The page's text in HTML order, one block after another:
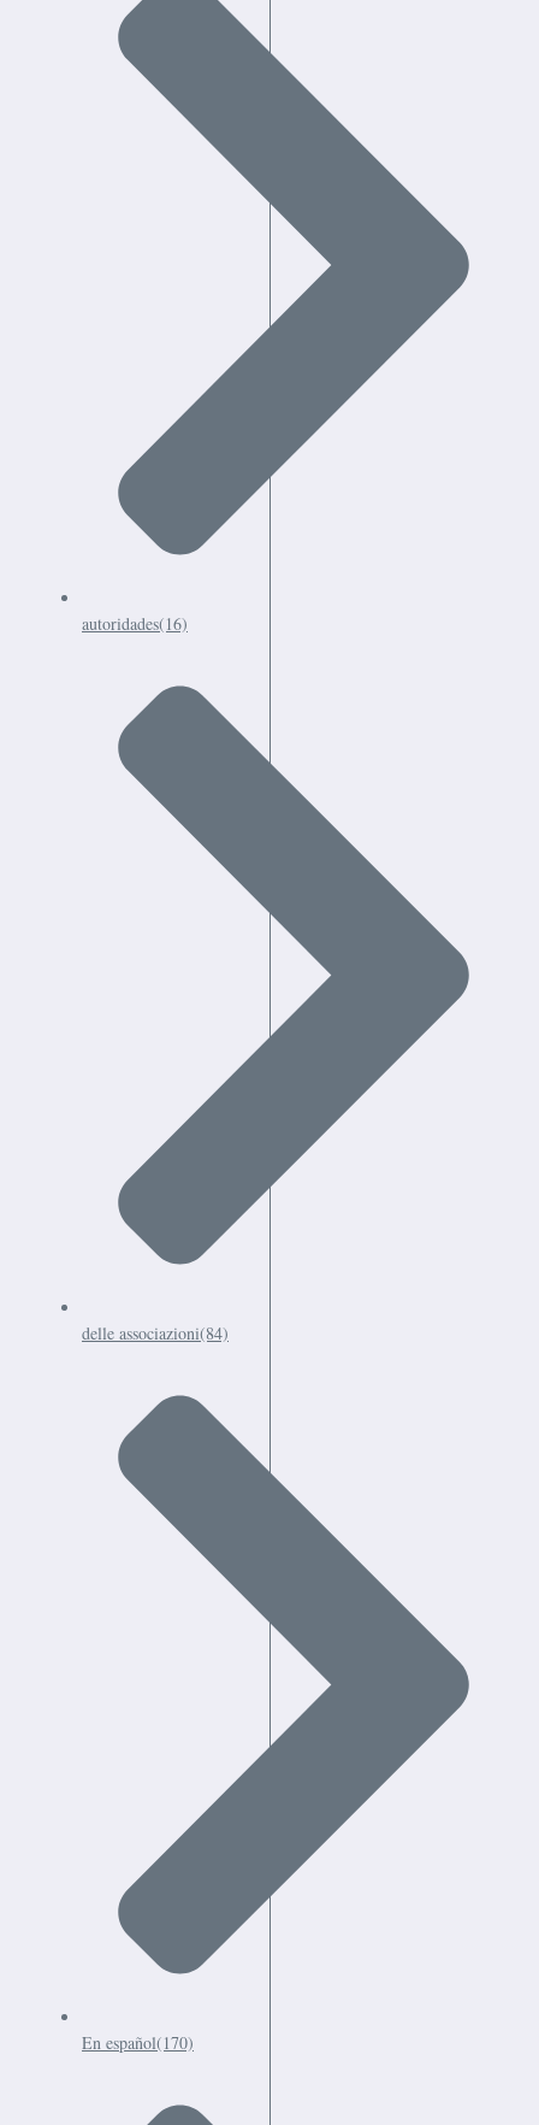
autoridades(16)
delle associazioni(84)
En español(170)